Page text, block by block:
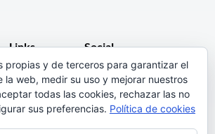
Links
F.A.Q.
Conditions
Social
Facebook
Instagram
propias y de terceros para garantizar el
la web, medir su uso y mejorar nuestros
todas las cookies, rechazar las no
sus preferencias. Política de cookies